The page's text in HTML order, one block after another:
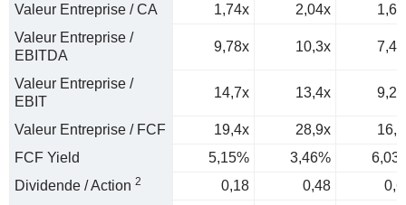
Valeur Entreprise / CA
1,74x 2,04x
Valeur Entreprise /
EBITDA
9,78x 10,3x
Valeur Entreprise /
EBIT
14,7x 13,4x
Valeur Entreprise / FCF 19,4x 28,9x
FCF Yield
5,15% 3,46%
Dividende / Action 2 0,18 0,48